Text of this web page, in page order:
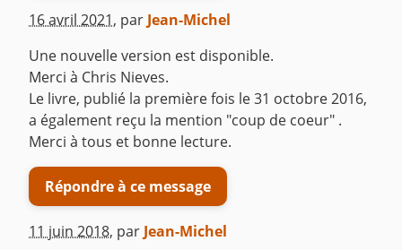
16 avril 2021, par Jean-Michel
Une nouvelle version est disponible.
Merci à Chris Nieves.
Le livre, publié la première fois le 31 octobre 2016,
a également reçu la mention "coup de coeur" .
Merci à tous et bonne lecture.
Répondre à ce message
11 juin 2018, par Jean-Michel